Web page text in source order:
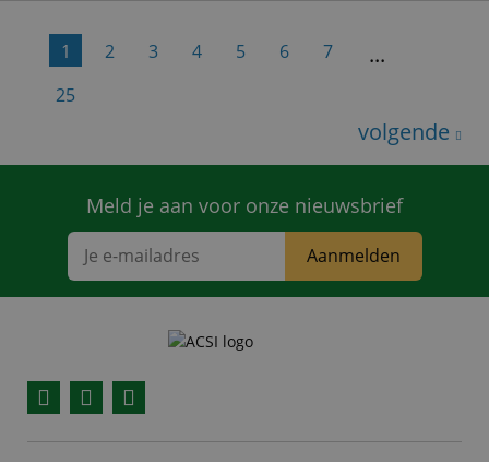
1 2 3 4 5 6 7 ...
25
volgende
Meld je aan voor onze nieuwsbrief
Aanmelden